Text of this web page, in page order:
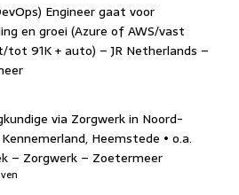
Engineer gaat voor
en groei (Azure of AWS/vast
91K + auto) – JR Netherlands –
via Zorgwerk in Noord-
Heemstede • o.a.
– Zorgwerk – Zoetermeer